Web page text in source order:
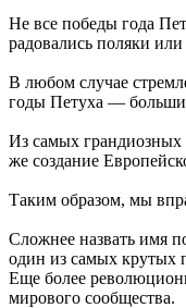
Не все победы года
радовались поляки
В любом случае
годы Петуха —
Из самых грандиозных
же создание
Таким образом, мы
Сложнее назвать имя
один из самых крутых
Еще более
мирового сообщества.